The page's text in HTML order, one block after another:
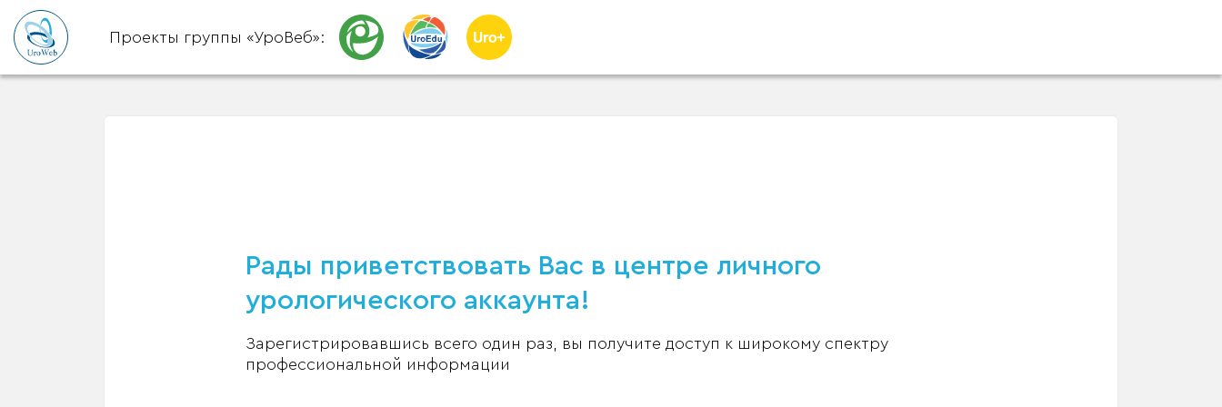
Проекты группы «УроВеб»:
Рады приветствовать Вас в центре личного
урологического аккаунта!
Зарегистрировавшись всего один раз, вы получите доступ к широкому спектру
профессиональной информации